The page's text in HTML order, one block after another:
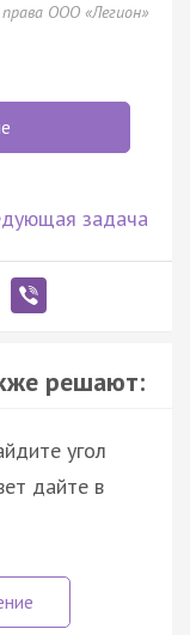
ООО «Легион»
задача
решают:
угол
дайте в